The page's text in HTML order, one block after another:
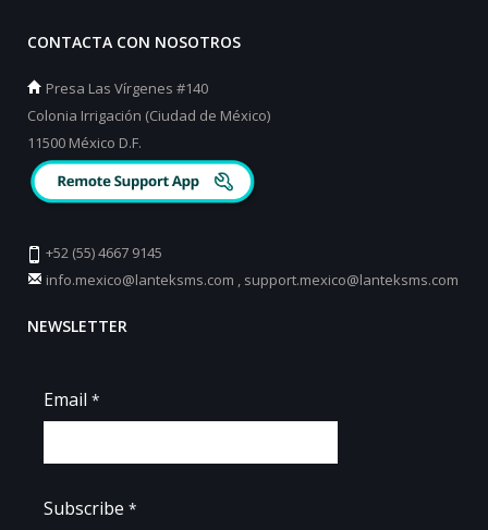
CONTACTA CON NOSOTROS
Presa Las Vírgenes #140
Colonia Irrigación (Ciudad de México)
11500 México D.F.
+52 (55) 4667 9145
info.mexico@lanteksms.com , support.mexico@lanteksms.com
NEWSLETTER